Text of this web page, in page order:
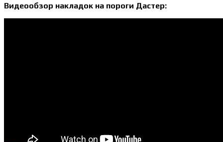
Видеообзор накладок на пороги Дастер: